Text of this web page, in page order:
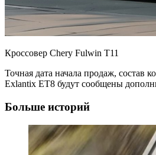
Кроссовер Chery Fulwin T11
Точная дата начала продаж, состав
Exlantix ET8 будут сообщены
Больше историй